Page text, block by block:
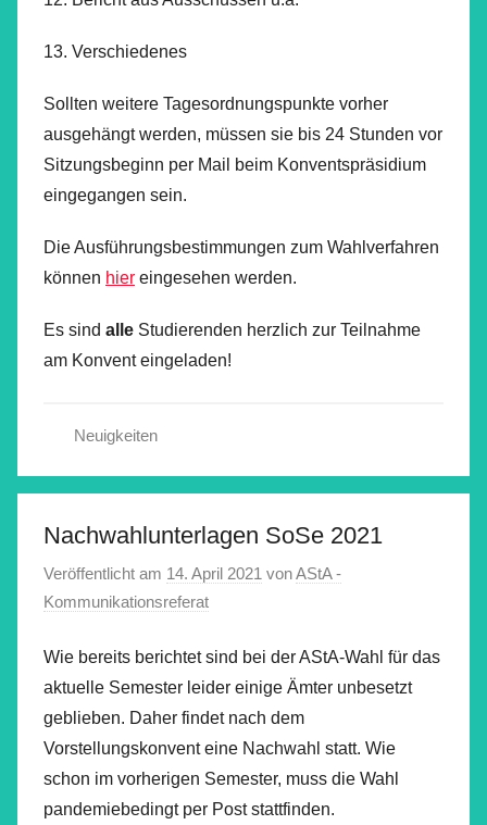
13. Verschiedenes
Sollten weitere Tagesordnungspunkte vorher
ausgehängt werden, müssen sie bis 24 Stunden vor
Sitzungsbeginn per Mail beim Konventspräsidium
eingegangen sein.
Die Ausführungsbestimmungen zum Wahlverfahren
können hier eingesehen werden.
Es sind alle Studierenden herzlich zur Teilnahme
am Konvent eingeladen!
Neuigkeiten
Nachwahlunterlagen SoSe 2021
Veröffentlicht am 14. April 2021 vonAStA -
Kommunikationsreferat
Wie bereits berichtet sind bei der AStA-Wahl für das
aktuelle Semester leider einige Ämter unbesetzt
geblieben. Daher findet nach dem
Vorstellungskonvent eine Nachwahl statt. Wie
schon im vorherigen Semester, muss die Wahl
pandemiebedingt per Post stattfinden.